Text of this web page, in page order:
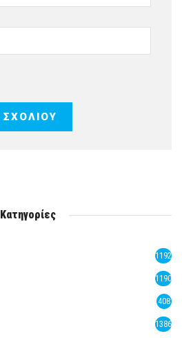
Κατηγορίες
1192
1190
408
1386